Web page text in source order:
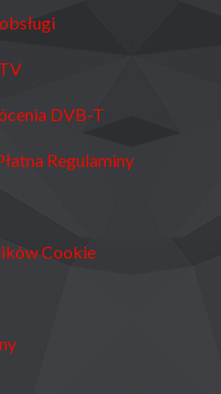
DVB-T
Regulaminy
Cookie